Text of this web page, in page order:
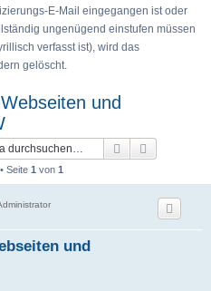
E-Mail eingegangen ist oder
ungenügend einstufen müssen
verfasst ist), wird das
gelöscht.
und
Suche
Seite 1 von 1
und